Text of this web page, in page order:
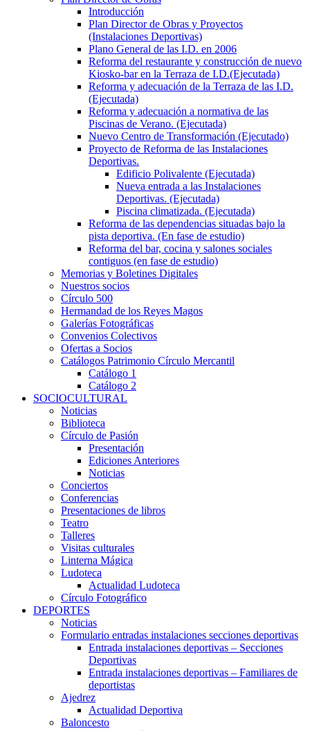
Introducción
Plan Director de Obras y Proyectos
(Instalaciones Deportivas)
Plano General de las I.D. en 2006
Reforma del restaurante y construcción de nuevo
Kiosko-bar en la Terraza de I.D.(Ejecutada)
Reforma y adecuación de la Terraza de las I.D.
(Ejecutada)
Reforma y adecuación a normativa de las
Piscinas de Verano. (Ejecutada)
Nuevo Centro de Transformación (Ejecutado)
Proyecto de Reforma de las Instalaciones
Deportivas.
Edificio Polivalente (Ejecutada)
Nueva entrada a las Instalaciones
Deportivas. (Ejecutada)
Piscina climatizada. (Ejecutada)
Reforma de las dependencias situadas bajo la
pista deportiva. (En fase de estudio)
Reforma del bar, cocina y salones sociales
contiguos (en fase de estudio)
Memorias y Boletines Digitales
Nuestros socios
Círculo 500
Hermandad de los Reyes Magos
Galerías Fotográficas
Convenios Colectivos
Ofertas a Socios
Catálogos Patrimonio Círculo Mercantil
Catálogo 1
Catálogo 2
SOCIOCULTURAL
Noticias
Biblioteca
Círculo de Pasión
Presentación
Ediciones Anteriores
Noticias
Conciertos
Conferencias
Presentaciones de libros
Teatro
Talleres
Visitas culturales
Linterna Mágica
Ludoteca
Actualidad Ludoteca
Círculo Fotográfico
DEPORTES
Noticias
Formulario entradas instalaciones secciones deportivas
Entrada instalaciones deportivas – Secciones
Deportivas
Entrada instalaciones deportivas – Familiares de
deportistas
Ajedrez
Actualidad Deportiva
Baloncesto